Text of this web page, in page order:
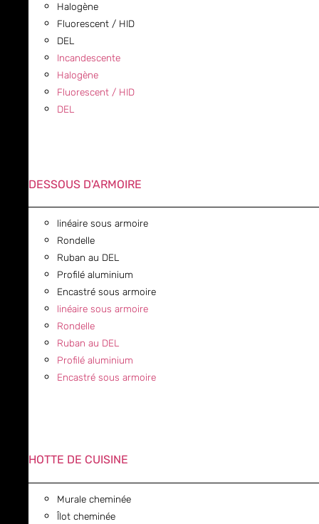
Halogène
Fluorescent / HID
DEL
Incandescente
Halogène
Fluorescent / HID
DEL
DESSOUS D'ARMOIRE
linéaire sous armoire
Rondelle
Ruban au DEL
Profilé aluminium
Encastré sous armoire
linéaire sous armoire
Rondelle
Ruban au DEL
Profilé aluminium
Encastré sous armoire
HOTTE DE CUISINE
Murale cheminée
Îlot cheminée